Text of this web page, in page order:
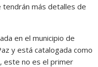
tendrán más detalles de
en el municipio de
y está catalogada como
este no es el primer